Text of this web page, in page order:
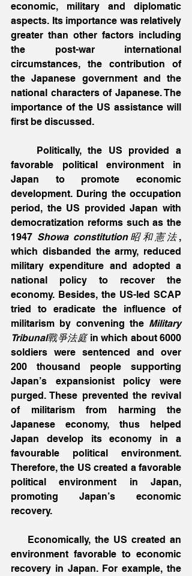
economic, military and diplomatic
aspects. Its importance was relatively
greater than other factors including
the post-war international
circumstances, the contribution of
the Japanese government and the
national characters of Japanese. The
importance of the US assistance will
first be discussed.
favorable political environment in
Japan to promote economic
development. During the occupation
period, the US provided Japan with
democratization reforms such as the
1947 Showa constitution昭和憲法 ,
which disbanded the army, reduced
military expenditure and adopted a
national policy to recover the
economy. Besides, the US-led SCAP
tried to eradicate the influence of
militarism by convening the Military
Tribunal戰爭法庭 in which about 6000
soldiers were sentenced and over
200 thousand people supporting
Japan’s expansionist policy were
purged. These prevented the revival
of militarism from harming the
Japanese economy, thus helped
Japan develop its economy in a
favourable political environment.
Therefore, the US created a favorable
political environment in Japan,
promoting Japan’s economic
recovery.
environment favorable to economic
recovery in Japan. For example, the